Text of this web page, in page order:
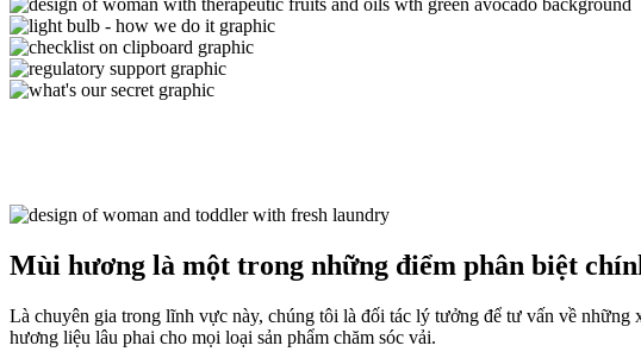
Mùi hương là một trong những điểm phân biệt
Là chuyên gia trong lĩnh vực này, chúng tôi là đối tác lý tưởng để tư vấn về
hương liệu lâu phai cho mọi loại sản phẩm chăm sóc vải.